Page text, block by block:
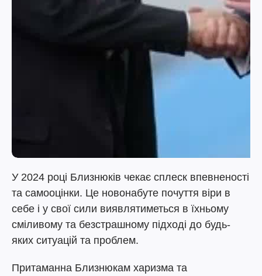
У 2024 році Близнюків чекає сплеск впевненості
та самооцінки. Це новонабуте почуття віри в
себе і у свої сили виявлятиметься в їхньому
сміливому та безстрашному підході до будь-
яких ситуацій та проблем.
Притаманна Близнюкам харизма та